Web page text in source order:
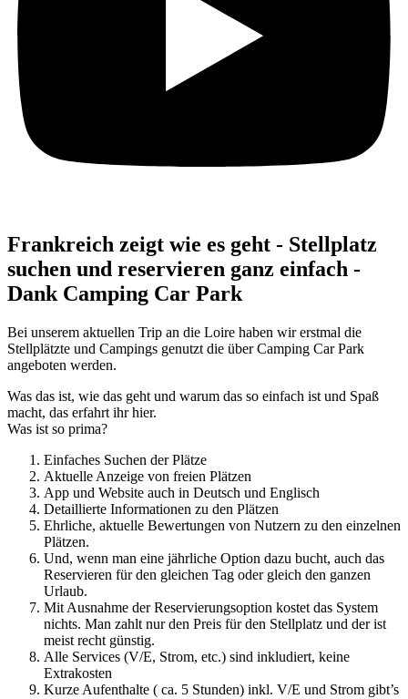
Frankreich zeigt wie es geht - Stellplatz
suchen und reservieren ganz einfach -
Dank Camping Car Park ​
Bei unserem aktuellen Trip an die Loire haben wir erstmal die
Stellplätzte und Campings genutzt die über Camping Car Park
angeboten werden.
Was das ist, wie das geht und warum das so einfach ist und Spaß
macht, das erfahrt ihr hier.
Was ist so prima?
Einfaches Suchen der Plätze
Aktuelle Anzeige von freien Plätzen
App und Website auch in Deutsch und Englisch
Detaillierte Informationen zu den Plätzen
Ehrliche, aktuelle Bewertungen von Nutzern zu den einzelnen
Plätzen.
Und, wenn man eine jährliche Option dazu bucht, auch das
Reservieren für den gleichen Tag oder gleich den ganzen
Urlaub.
Mit Ausnahme der Reservierungsoption kostet das System
nichts. Man zahlt nur den Preis für den Stellplatz und der ist
meist recht günstig.
Alle Services (V/E, Strom, etc.) sind inkludiert, keine
Extrakosten
Kurze Aufenthalte ( ca. 5 Stunden) inkl. V/E und Strom gibt’s